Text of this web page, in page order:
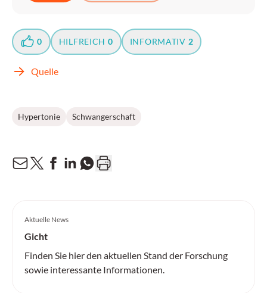
0 HILFREICH 0 INFORMATIV 2
Quelle
Hypertonie Schwangerschaft
Aktuelle News
Gicht
Finden Sie hier den aktuellen Stand der Forschung
sowie interessante Informationen.